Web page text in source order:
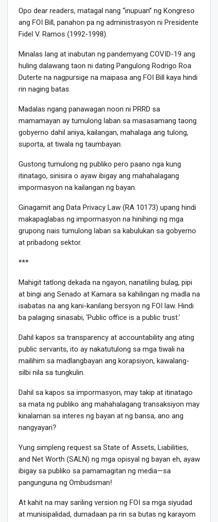
Opo dear readers, matagal nang “inupuan” ng Kongreso
ang FOI Bill, panahon pa ng administrasyon ni Presidente
Fidel V. Ramos (1992-1998).
Minalas lang at inabutan ng pandemyang COVID-19 ang
huling dalawang taon ni dating Pangulong Rodrigo Roa
Duterte na nagpursige na maipasa ang FOI Bill kaya hindi
rin naging batas.
Madalas ngang panawagan noon ni PRRD sa
mamamayan ay tumulong laban sa masasamang taong
gobyerno dahil aniya, kailangan, mahalaga ang tulong,
suporta, at tiwala ng taumbayan.
Gustong tumulong ng publiko pero paano nga kung
itinatago, sinisira o ayaw ibigay ang mahahalagang
impormasyon na kailangan ng bayan.
Ginagamit ang Data Privacy Law (RA 10173) upang hindi
makapaglabas ng impormasyon na hinihingi ng mga
grupong nais tumulong laban sa kabulukan sa gobyerno
at pribadong sektor.
***
Mahigit tatlong dekada na ngayon, nanatiling bulag, pipi
at bingi ang Senado at Kamara sa kahilingan ng madla na
isabatas na ang kani-kanilang bersyon ng FOI law. Hindi
ba palaging sinasabi, ‘Public office is a public trust.’
Dahil kapos sa transparency at accountability ang ating
public servants, ito ay nakatutulong sa mga tiwali na
mailihim sa madlangbayan ang korapsiyon, kawalang-
silbi nila sa tungkulin.
Dahil sa kapos sa impormasyon, may takip at itinatago
sa mata ng publiko ang mahahalagang transaksiyon may
kinalaman sa interes ng bayan at ng bansa, ano ang
nangyayari?
Yung simpleng request sa State of Assets, Liabilities,
and Net Worth (SALN) ng mga opisyal ng bayan eh, ayaw
ibigay sa publiko sa pamamagitan ng media—sa
pangunguna ng Ombudsman!
At kahit na may sariling version ng FOI sa mga siyudad
at munisipalidad, dumadaan pa rin sa butas ng karayom